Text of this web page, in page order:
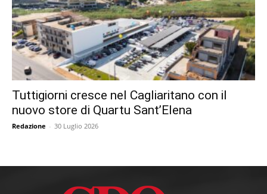
Tuttigiorni cresce nel Cagliaritano con il
nuovo store di Quartu Sant’Elena
Redazione - 30 Luglio 2026